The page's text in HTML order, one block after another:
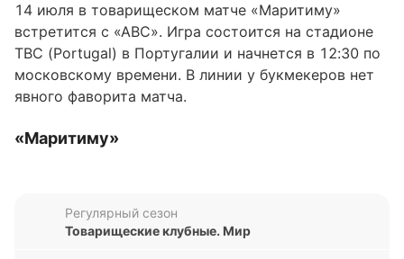
14 июля в товарищеском матче «Маритиму»
встретится с «АВС». Игра состоится на стадионе
TBC (Portugal) в Португалии и начнется в 12:30 по
московскому времени. В линии у букмекеров нет
явного фаворита матча.
«Маритиму»
поражения. Команда Мигела Моиты обыграла
«Лейшойнш» (3:2) и «Бенфику II» (2:1), но уступила
Регулярный сезон
Товарищеские клубные. Мир